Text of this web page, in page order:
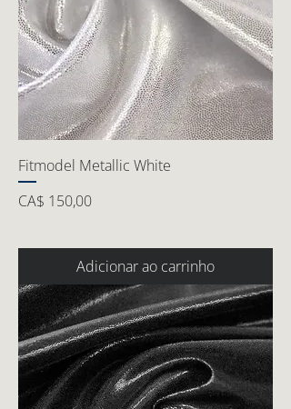
Fitmodel Metallic White
Preço
CA$ 150,00
Adicionar ao carrinho